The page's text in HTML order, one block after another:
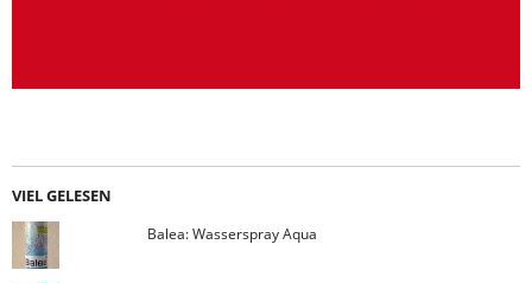
VIEL GELESEN
Balea: Wasserspray Aqua